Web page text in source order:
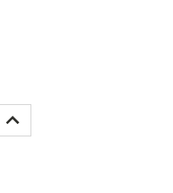
INCREASE
QUANTITY: